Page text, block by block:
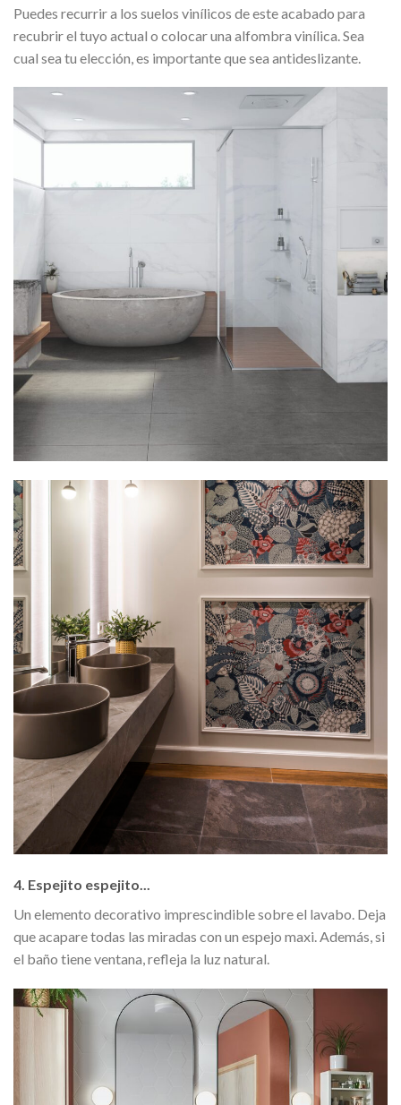
Puedes recurrir a los suelos vinílicos de este acabado para
recubrir el tuyo actual o colocar una alfombra vinílica. Sea
cual sea tu elección, es importante que sea antideslizante.
4. Espejito espejito...
Un elemento decorativo imprescindible sobre el lavabo. Deja
que acapare todas las miradas con un espejo maxi. Además, si
el baño tiene ventana, refleja la luz natural.